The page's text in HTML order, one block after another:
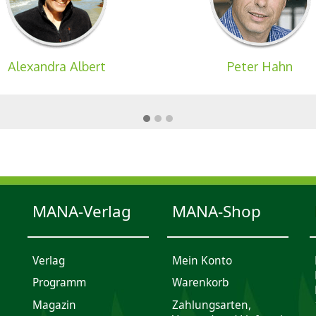
Alexandra Albert Peter Hahn
MANA-Verlag
Verlag
Programm
Magazin
MANA-Shop
Mein Konto
Waren­korb
Zahlungsarten,